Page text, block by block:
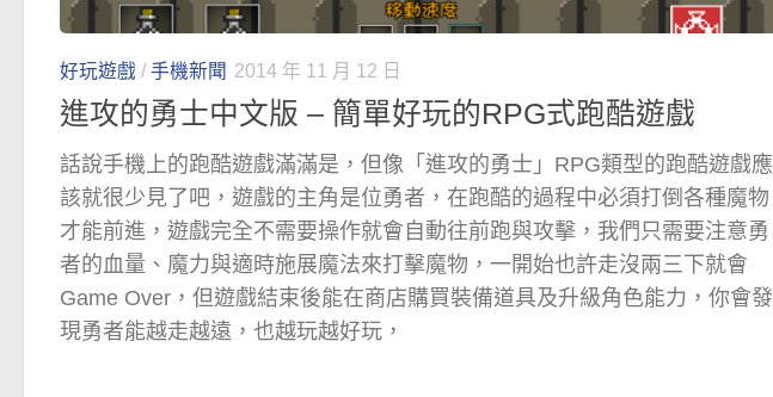
好玩遊戲 / 手機新聞 2014 年 11 月 12 日
進攻的勇士中文版 – 簡單好玩的RPG式跑酷遊戲
話說手機上的跑酷遊戲滿滿是，但像「進攻的勇士」RPG類型的跑酷遊戲應
該就很少見了吧，遊戲的主角是位勇者，在跑酷的過程中必須打倒各種魔物
才能前進，遊戲完全不需要操作就會自動往前跑與攻擊，我們只需要注意勇
者的血量、魔力與適時施展魔法來打擊魔物，一開始也許走沒兩三下就會
Game Over，但遊戲結束後能在商店購買裝備道具及升級角色能力，你會發
現勇者能越走越遠，也越玩越好玩，